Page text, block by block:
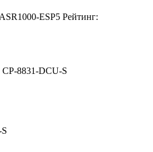
ESP5 Рейтинг:
8831-DCU-S